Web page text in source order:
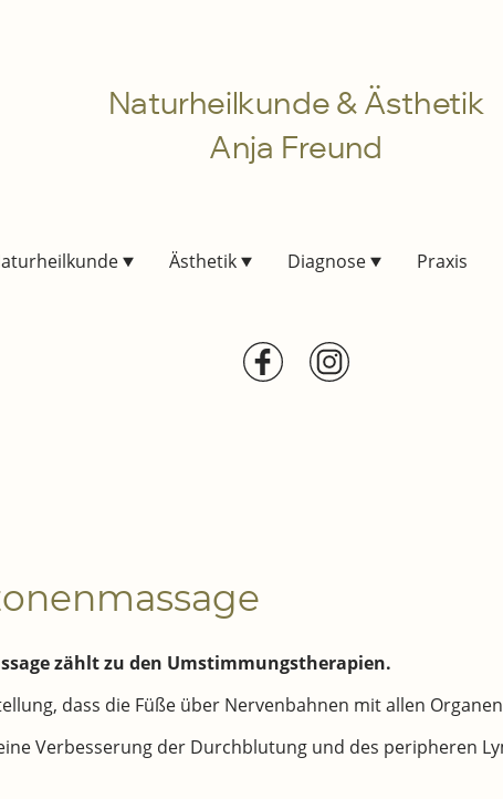
Naturheilkunde & Ästhetik
Anja Freund
Ästhetik Diagnose Praxis
zählt zu den Umstimmungstherapien.
dass die Füße über Nervenbahnen mit allen
Verbesserung der Durchblutung und des peripheren